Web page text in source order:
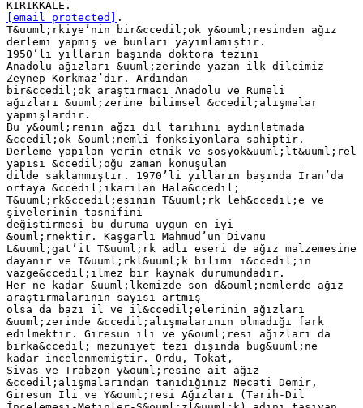
[email protected]
.
T&uuml;rkiye’nin bir&ccedil;ok y&ouml;resinden ağız
derlemi yapmış ve bunları yayımlamıştır.
1950’li yılların başında doktora tezini
Anadolu ağızları &uuml;zerinde yazan ilk dilcimiz
Zeynep Korkmaz’dır. Ardından
bir&ccedil;ok araştırmacı Anadolu ve Rumeli
ağızları &uuml;zerine bilimsel &ccedil;alışmalar
yapmışlardır.
Bu y&ouml;renin ağzı dil tarihini aydınlatmada
&ccedil;ok &ouml;nemli fonksiyonlara sahiptir.
Derleme yapılan yerin etnik ve sosyok&uuml;lt&uuml;rel
yapısı &ccedil;oğu zaman konuşulan
dilde saklanmıştır. 1970’li yılların başında İran’da
ortaya &ccedil;ıkarılan Hala&ccedil;
T&uuml;rk&ccedil;esinin T&uuml;rk leh&ccedil;e ve
şivelerinin tasnifini
değiştirmesi bu duruma uygun en iyi
&ouml;rnektir. Kaşgarlı Mahmud’un Divanu
L&uuml;gat’it T&uuml;rk adlı eseri de ağız malzemesine
dayanır ve T&uuml;rkl&uuml;k bilimi i&ccedil;in
vazge&ccedil;ilmez bir kaynak durumundadır.
Her ne kadar &uuml;lkemizde son d&ouml;nemlerde ağız
araştırmalarının sayısı artmış
olsa da bazı il ve il&ccedil;elerinin ağızları
&uuml;zerinde &ccedil;alışmalarının olmadığı fark
edilmektir. Giresun ili ve y&ouml;resi ağızları da
birka&ccedil; mezuniyet tezi dışında bug&uuml;ne
kadar incelenmemiştir. Ordu, Tokat,
Sivas ve Trabzon y&ouml;resine ait ağız
&ccedil;alışmalarından tanıdığınız Necati Demir,
Giresun İli ve Y&ouml;resi Ağızları (Tarih-Dil